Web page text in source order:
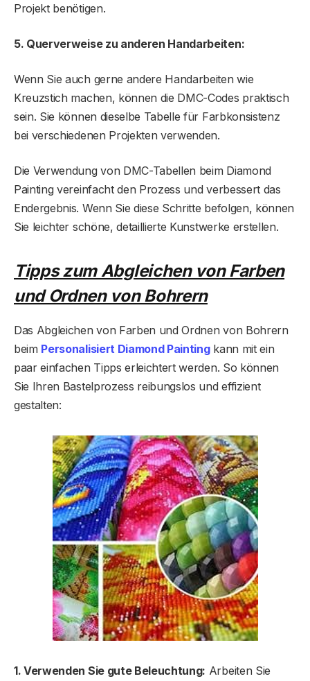
Projekt benötigen.
5. Querverweise zu anderen Handarbeiten:
Wenn Sie auch gerne andere Handarbeiten wie
Kreuzstich machen, können die DMC-Codes praktisch
sein. Sie können dieselbe Tabelle für Farbkonsistenz
bei verschiedenen Projekten verwenden.
Die Verwendung von DMC-Tabellen beim Diamond
Painting vereinfacht den Prozess und verbessert das
Endergebnis. Wenn Sie diese Schritte befolgen, können
Sie leichter schöne, detaillierte Kunstwerke erstellen.
Tipps zum Abgleichen von Farben
und Ordnen von Bohrern
Das Abgleichen von Farben und Ordnen von Bohrern
beim Personalisiert Diamond Paintingkann mit ein
paar einfachen Tipps erleichtert werden. So können
Sie Ihren Bastelprozess reibungslos und effizient
gestalten:
1. Verwenden Sie gute Beleuchtung: Arbeiten Sie